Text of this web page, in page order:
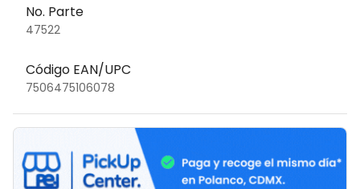
No. Parte
47522
Código EAN/UPC
7506475106078